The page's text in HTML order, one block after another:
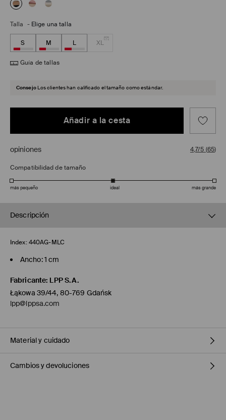
Talla - Elige una talla
S M L XL
Guía de tallas
Consejo Los clientes han calificado el tamaño como estándar.
Añadir a la cesta
opiniones 4,7/5 (65)
Compatibilidad de tamaño
más pequeño ideal más grande
Descripción
Index: 440AG-MLC
Ancho: 1 cm
Fabricante: LPP S.A.
Łąkowa 39/44, 80-769 Gdańsk
lpp@lppsa.com
Material y cuidado
1º ARTÍCULO:100% POLIURETANO
Cambios y devoluciones